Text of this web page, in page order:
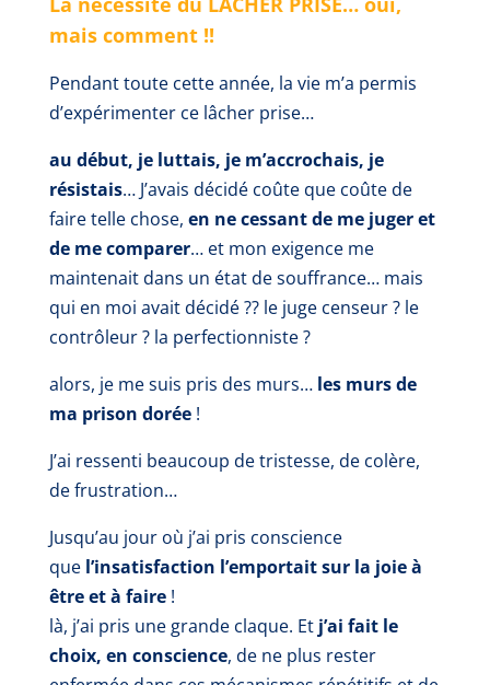
mais comment !!
Pendant toute cette année, la vie m’a permis
d’expérimenter ce lâcher prise…
au début, je luttais, je m’accrochais, je
résistais… J’avais décidé coûte que coûte de
faire telle chose, en ne cessant de me juger et
de me comparer… et mon exigence me
maintenait dans un état de souffrance… mais
qui en moi avait décidé ?? le juge censeur ? le
contrôleur ? la perfectionniste ?
alors, je me suis pris des murs… les murs de
ma prison dorée !
J’ai ressenti beaucoup de tristesse, de colère,
de frustration…
Jusqu’au jour où j’ai pris conscience
que l’insatisfaction l’emportait sur la joie à
être et à faire !
là, j’ai pris une grande claque. Etj’ai fait le
choix, en conscience, de ne plus rester